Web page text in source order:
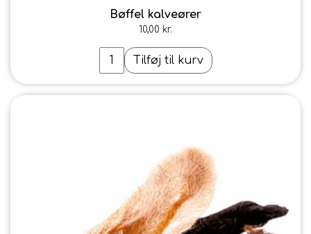
Bøffel kalveører
10,00 kr.
Tilføj til kurv